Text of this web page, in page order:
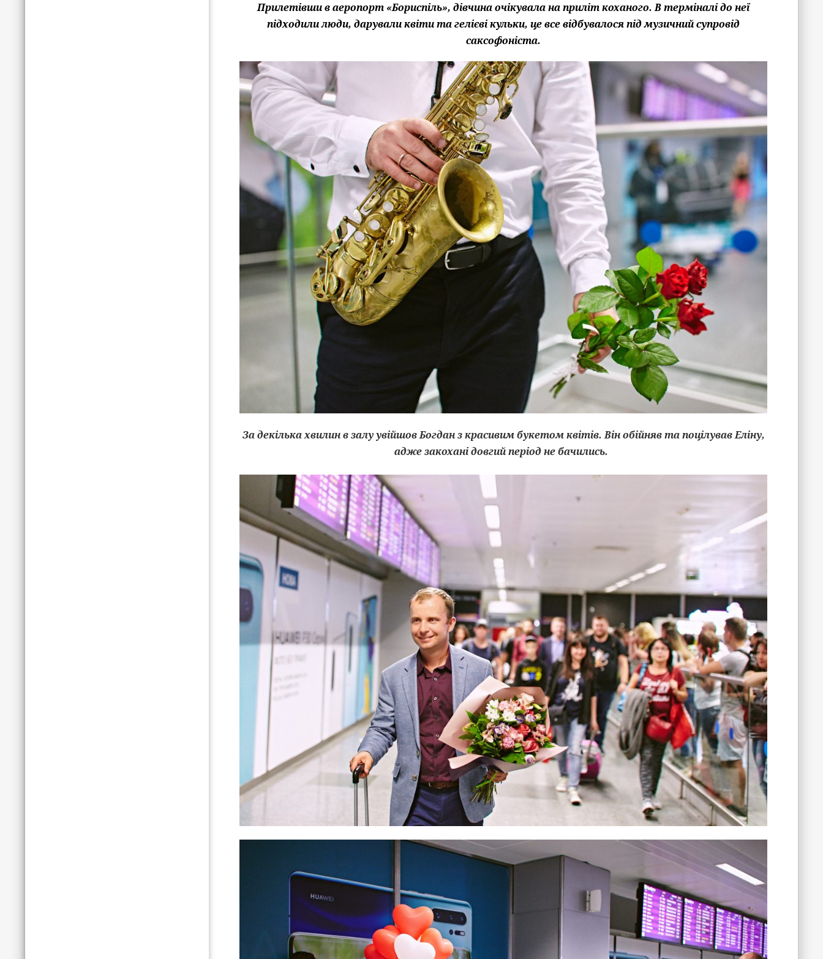
Прилетівши в аеропорт «Бориспіль», дівчина очікувала на приліт коханого. В терміналі до неї
підходили люди, дарували квіти та гелієві кульки, це все відбувалося під музичний супровід
саксофоніста.
За декілька хвилин в залу увійшов Богдан з красивим букетом квітів. Він обійняв та поцілував Еліну,
адже закохані довгий період не бачились.